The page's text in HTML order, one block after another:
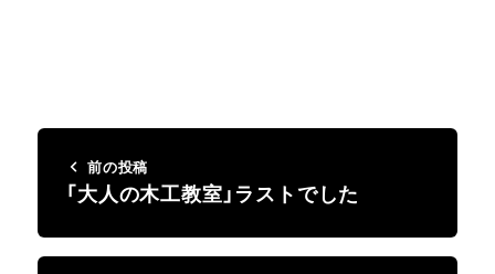
前の投稿
「大人の木工教室」ラストでした